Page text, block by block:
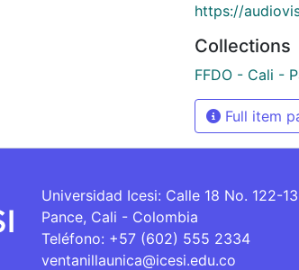
https://
Collections
FFDO - Cali -
Full item
Universidad Icesi: Calle 18 No. 122-
Pance, Cali - Colombia
Teléfono: +57 (602) 555 2334
ventanillaunica@icesi.edu.co